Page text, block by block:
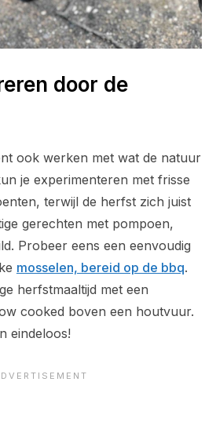
door de
ook werken met wat de natuur
je experimenteren met frisse
terwijl de herfst zich juist
gerechten met pompoen,
Probeer eens een eenvoudig
mosselen, bereid op de bbq.
herfstmaaltijd met een
cooked boven een houtvuur.
eindeloos!